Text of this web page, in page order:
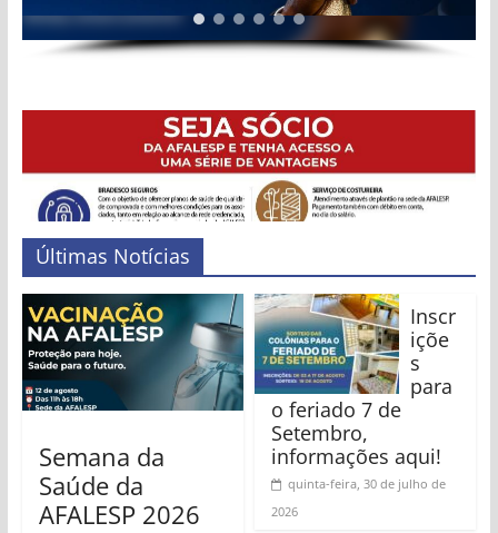
Estado
Paulo
Últimas Notícias
Semana da
Saúde da
AFALESP 2026
Inscr
içõe
s
para
o feriado 7 de
Setembro,
informações aqui!
quinta-feira, 30 de julho de
2026